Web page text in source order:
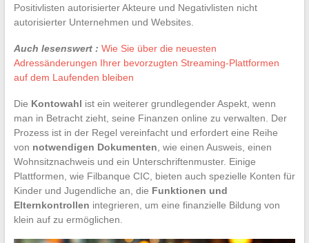
Positivlisten autorisierter Akteure und Negativlisten nicht
autorisierter Unternehmen und Websites.
Auch lesenswert : Wie Sie über die neuesten
Adressänderungen Ihrer bevorzugten Streaming-Plattformen
auf dem Laufenden bleiben
Die Kontowahl ist ein weiterer grundlegender Aspekt, wenn
man in Betracht zieht, seine Finanzen online zu verwalten. Der
Prozess ist in der Regel vereinfacht und erfordert eine Reihe
von notwendigen Dokumenten , wie einen Ausweis, einen
Wohnsitznachweis und ein Unterschriftenmuster. Einige
Plattformen, wie Filbanque CIC, bieten auch spezielle Konten für
Kinder und Jugendliche an, die Funktionen und
Elternkontrollen integrieren, um eine finanzielle Bildung von
klein auf zu ermöglichen.